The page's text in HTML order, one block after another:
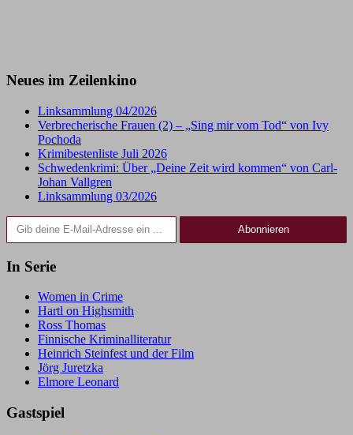
Neues im Zeilenkino
Linksammlung 04/2026
Verbrecherische Frauen (2) – „Sing mir vom Tod“ von Ivy
Pochoda
Krimibestenliste Juli 2026
Schwedenkrimi: Über „Deine Zeit wird kommen“ von Carl-
Johan Vallgren
Linksammlung 03/2026
Gib deine E-Mail-Adresse ein ...
Abonnieren
In Serie
Women in Crime
Hartl on Highsmith
Ross Thomas
Finnische Kriminalliteratur
Heinrich Steinfest und der Film
Jörg Juretzka
Elmore Leonard
Gastspiel